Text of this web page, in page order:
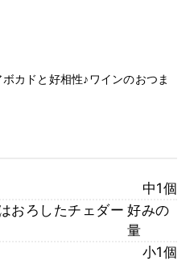
カドと好相性♪ワインのおつま
中1個
おろしたチェダー 好みの
量
小1個